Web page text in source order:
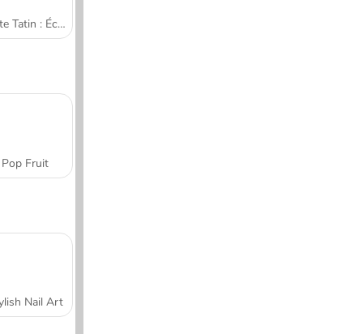
Tarte Tatin : École de cuisine de Sara
Pop Fruit
Nail Art